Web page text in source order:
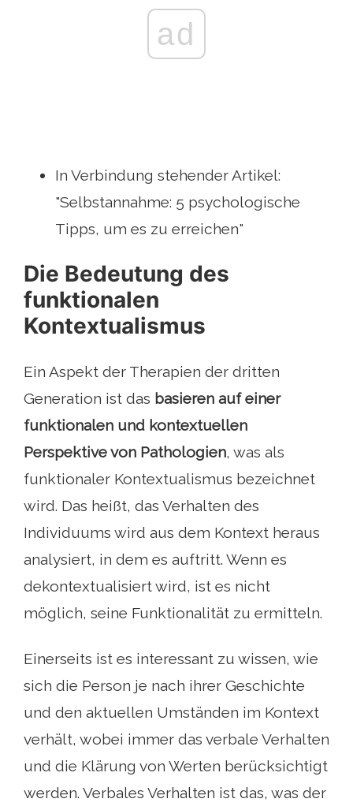
ad
In Verbindung stehender Artikel:
"Selbstannahme: 5 psychologische
Tipps, um es zu erreichen"
Die Bedeutung des
funktionalen
Kontextualismus
Ein Aspekt der Therapien der dritten
Generation ist das basieren auf einer
funktionalen und kontextuellen
Perspektive von Pathologien, was als
funktionaler Kontextualismus bezeichnet
wird. Das heißt, das Verhalten des
Individuums wird aus dem Kontext heraus
analysiert, in dem es auftritt. Wenn es
dekontextualisiert wird, ist es nicht
möglich, seine Funktionalität zu ermitteln.
Einerseits ist es interessant zu wissen, wie
sich die Person je nach ihrer Geschichte
und den aktuellen Umständen im Kontext
verhält, wobei immer das verbale Verhalten
und die Klärung von Werten berücksichtigt
werden. Verbales Verhalten ist das, was der